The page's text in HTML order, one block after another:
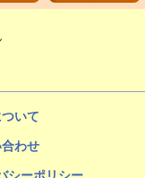
いて
わせ
シーポリシー